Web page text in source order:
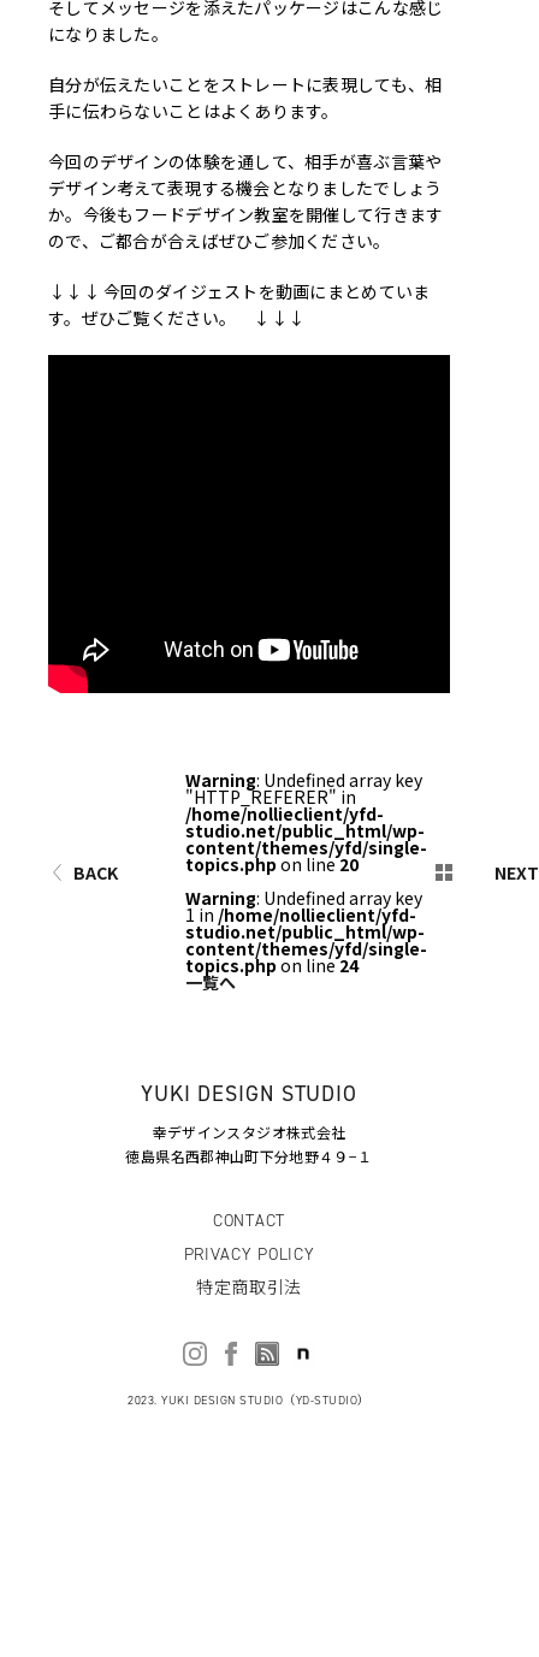
そしてメッセージを添えたパッケージはこんな感じ
になりました。
自分が伝えたいことをストレートに表現しても、相
手に伝わらないことはよくあります。
今回のデザインの体験を通して、相手が喜ぶ言葉や
デザイン考えて表現する機会となりましたでしょう
か。今後もフードデザイン教室を開催して行きます
ので、ご都合が合えばぜひご参加ください。
↓ ↓ ↓ 今回のダイジェストを動画にまとめていま
す。ぜひご覧ください。
↓ ↓ ↓
BACK
Warning: Undefined array key
"HTTP_REFERER" in
/home/nollieclient/yfd-
studio.net/public_html/wp-
content/themes/yfd/single-
topics.php on line20
Warning: Undefined array key
1 in /home/nollieclient/yfd-
studio.net/public_html/wp-
content/themes/yfd/single-
topics.php on line24
一覧へ
NEXT
YUKI DESIGN STUDIO
幸デザインスタジオ株式会社
徳島県名西郡神山町下分地野４９−１
CONTACT
PRIVACY POLICY
特定商取引法
2023. YUKI DESIGN STUDIO（YD-STUDIO）